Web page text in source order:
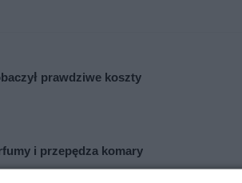
prawdziwe koszty
i przepędza komary